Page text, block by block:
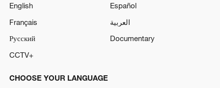
English
Español
Français
العربية
Русский
Documentary
CCTV+
CHOOSE YOUR LANGUAGE